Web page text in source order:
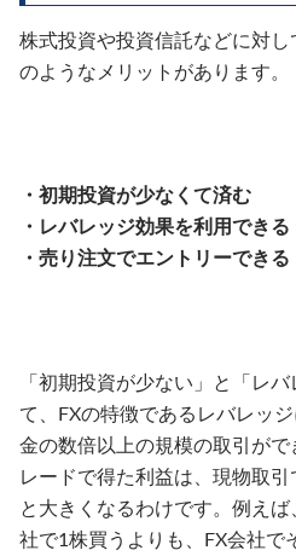
株式投資や投資信託などに対し
のようなメリットがあります。
・初期投資が少なくて済む
・レバレッジ効果を利用できる
・売り注文でエントリーできる
「初期投資が少ない」と「レ
て、FXの特徴であるレバレッ
金の数倍以上の規模の取引がで
レードで得た利益は、現物取
と大きくなるわけです。例え
社で1株買うよりも、FX会社で